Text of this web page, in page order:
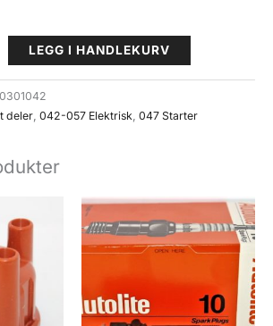
LEGG I HANDLEKURV
deler 042-057 Elektrisk 047 Starter